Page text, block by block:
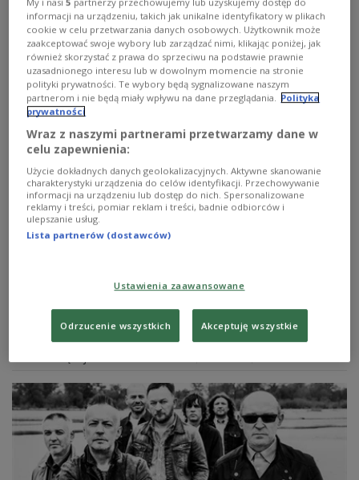
podbicia Australii? O swojej muzycznej drodze Andrzej
Krzywy opowiedział w Jedynkowym cyklu "Bez tajemnic".
Zobacz więcej na temat:De Mono Lato z Radiem 2014
MUZYKA
Bohaterem sobotniej odsłony cyklu "Bez tajemnic"
będzie Andrzej Krzywy, lider zespołu De Mono.
informacji na urządzeniu, takich jak unikalne identyfikatory w plikach
cookie w celu przetwarzania danych osobowych. Użytkownik może
zaakceptować swoje wybory lub zarządzać nimi, klikając poniżej, jak
również skorzystać z prawa do sprzeciwu na podstawie prawnie
uzasadnionego interesu lub w dowolnym momencie na stronie
polityki prywatności. Te wybory będą sygnalizowane naszym
partnerom i nie będą miały wpływu na dane przeglądania.
Polityka
prywatności
Wraz z naszymi partnerami przetwarzamy dane w
celu zapewnienia:
Użycie dokładnych danych geolokalizacyjnych. Aktywne skanowanie
charakterystyki urządzenia do celów identyfikacji. Przechowywanie
informacji na urządzeniu lub dostęp do nich. Spersonalizowane
reklamy i treści, pomiar reklam i treści, badnie odbiorców i
ulepszanie usług.
Lista partnerów (dostawców)
Ustawienia zaawansowane
Odrzucenie wszystkich Akceptuję wszystkie